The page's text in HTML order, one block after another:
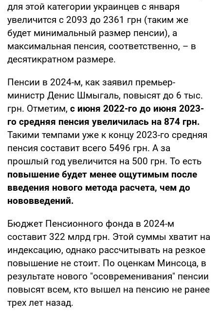
для этой категории украинцев с января
увеличится с 2093 до 2361 грн (таким же
будет минимальный размер пенсии), а
максимальная пенсия, соответственно, – в
десятикратном размере.
Пенсии в 2024-м, как заявил премьер-
министр Денис Шмыгаль, повысят до 6 тыс.
грн. Отметим, с июня 2022-го до июня 2023-
го средняя пенсия увеличилась на 874 грн.
Такими темпами уже к концу 2023-го средняя
пенсия составит всего 5496 грн. А за
прошлый год увеличится на 500 грн. То есть
повышение будет менее ощутимым после
введения нового метода расчета, чем до
нововведений.
Бюджет Пенсионного фонда в 2024-м
составит 322 млрд грн. Этой суммы хватит на
индексацию, однако рассчитывать на резкое
повышение не стоит. По оценкам Минсоца, в
результате нового "осовременивания" пенсии
повысят всем, кто вышел на пенсию не ранее
трех лет назад.